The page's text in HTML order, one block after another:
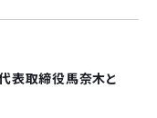
表取締役馬奈木と